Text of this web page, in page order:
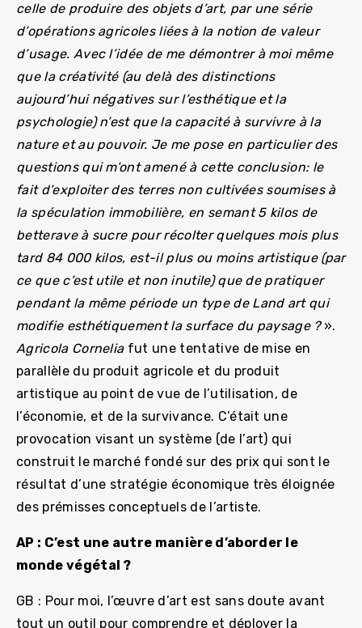
celle de produire des objets d’art, par une série
d’opérations agricoles liées à la notion de valeur
d’usage. Avec l’idée de me démontrer à moi même
que la créativité (au delà des distinctions
aujourd’hui négatives sur l’esthétique et la
psychologie) n’est que la capacité à survivre à la
nature et au pouvoir. Je me pose en particulier des
questions qui m’ont amené à cette conclusion: le
fait d’exploiter des terres non cultivées soumises à
la spéculation immobilière, en semant 5 kilos de
betterave à sucre pour récolter quelques mois plus
tard 84 000 kilos, est-il plus ou moins artistique (par
ce que c’est utile et non inutile) que de pratiquer
pendant la même période un type de Land art qui
modifie esthétiquement la surface du paysage ? ».
Agricola Corneliafut une tentative de mise en
parallèle du produit agricole et du produit
artistique au point de vue de l’utilisation, de
l’économie, et de la survivance. C’était une
provocation visant un système (de l’art) qui
construit le marché fondé sur des prix qui sont le
résultat d’une stratégie économique très éloignée
des prémisses conceptuels de l’artiste.
AP : C’est une autre manière d’aborder le
monde végétal ?
GB : Pour moi, l’œuvre d’art est sans doute avant
tout un outil pour comprendre et déployer la